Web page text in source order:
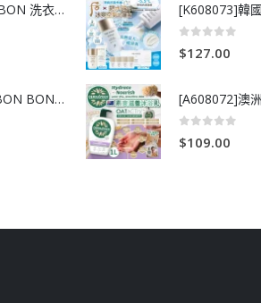
[J306051]BON BON 洗衣珠-牧場+爽+玫瑰葡萄-80粒
[J111043] 日本BON BON銀離子抗菌啫喱洗衣珠 (80粒)
$127.00
$109.00